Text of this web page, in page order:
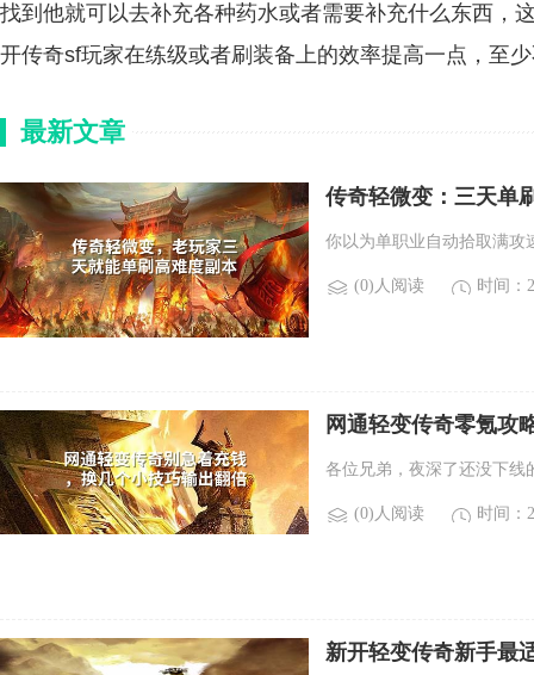
找到他就可以去补充各种药水或者需要补充什么东西，
开传奇sf玩家在练级或者刷装备上的效率提高一点，至
最新文章
传奇轻微变：三天单
你以为单职业自动拾取满攻
(0)人阅读 时间：
网通轻变传奇零氪攻
各位兄弟，夜深了还没下线
(0)人阅读 时间：
新开轻变传奇新手最